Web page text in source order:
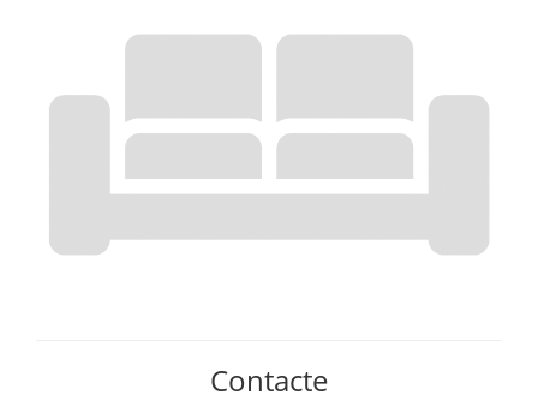
Contacte